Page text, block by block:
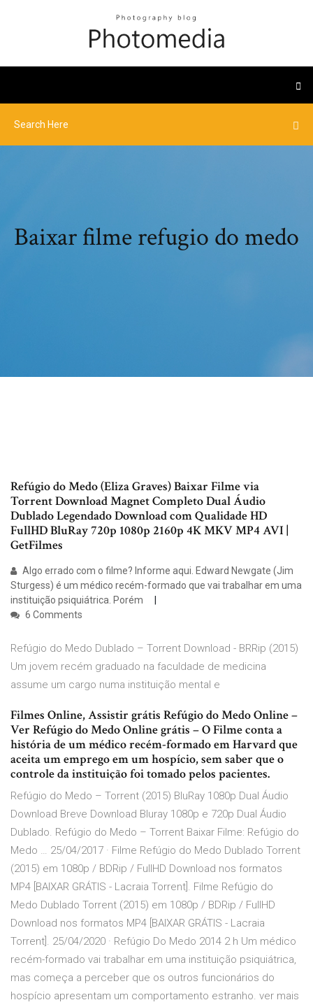
Baixar filme refugio do medo
Refúgio do Medo (Eliza Graves) Baixar Filme via
Torrent Download Magnet Completo Dual Áudio
Dublado Legendado Download com Qualidade HD
FullHD BluRay 720p 1080p 2160p 4K MKV MP4 AVI |
GetFilmes
Algo errado com o filme? Informe aqui. Edward Newgate (Jim
Sturgess) é um médico recém-formado que vai trabalhar em uma
instituição psiquiátrica. Porém
6 Comments
Refúgio do Medo Dublado – Torrent Download - BRRip (2015)
Um jovem recém graduado na faculdade de medicina
assume um cargo numa instituição mental e
Filmes Online, Assistir grátis Refúgio do Medo Online –
Ver Refúgio do Medo Online grátis – O Filme conta a
história de um médico recém-formado em Harvard que
aceita um emprego em um hospício, sem saber que o
controle da instituição foi tomado pelos pacientes.
Refúgio do Medo – Torrent (2015) BluRay 1080p Dual Áudio
Download Breve Download Bluray 1080p e 720p Dual Áudio
Dublado. Refúgio do Medo – Torrent Baixar Filme: Refúgio do
Medo … 25/04/2017 · Filme Refúgio do Medo Dublado Torrent
(2015) em 1080p / BDRip / FullHD Download nos formatos
MP4 [BAIXAR GRÁTIS - Lacraia Torrent]. Filme Refúgio do
Medo Dublado Torrent (2015) em 1080p / BDRip / FullHD
Download nos formatos MP4 [BAIXAR GRÁTIS - Lacraia
Torrent]. 25/04/2020 · Refúgio Do Medo 2014 2 h Um médico
recém-formado vai trabalhar em uma instituição psiquiátrica,
mas começa a perceber que os outros funcionários do
hospício apresentam um comportamento estranho. ver mais